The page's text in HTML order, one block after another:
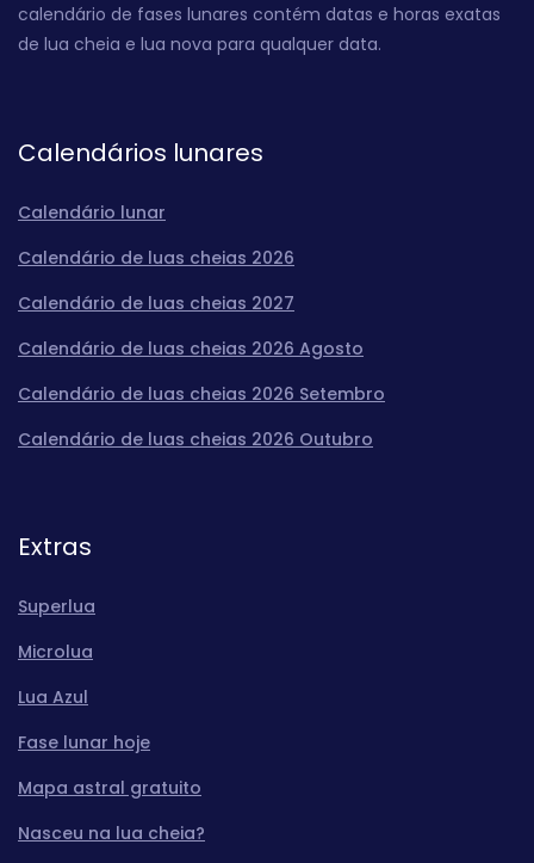
calendário de fases lunares contém datas e horas exatas
de lua cheia e lua nova para qualquer data.
Calendários lunares
Calendário lunar
Calendário de luas cheias 2026
Calendário de luas cheias 2027
Calendário de luas cheias 2026 Agosto
Calendário de luas cheias 2026 Setembro
Calendário de luas cheias 2026 Outubro
Extras
Superlua
Microlua
Lua Azul
Fase lunar hoje
Mapa astral gratuito
Nasceu na lua cheia?